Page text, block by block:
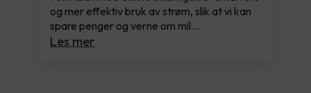
og mer effektiv bruk av strøm, slik at vi kan
spare penger og verne om mil…
Les mer